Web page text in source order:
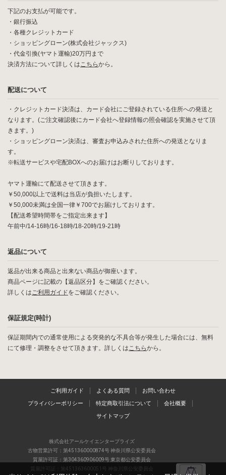
下記のお支払が可能です。
・銀行振込
・各種クレジットカード
・ショッピングローン(株式会社ジャックス)
・代金引換(ヤマト運輸)20万円まで
決済方法について詳しくはこちらから。
配送について
・クレジットカード決済は、カード会社にご登録されている住所への発送と
なります。(ご注文確認後にカード会社へ登録情報の照会確認を実施させて頂
きます。)
・ショッピングローン決済は、審査お申込みされた住所への発送となりま
す。
※転送サービスや宅配BOXへのお届けはお断りしております。
ヤマト運輸にて配送させて頂きます。
￥50,000以上で送料は当店が負担いたします。
￥50,000未満は全国一律￥700でお届けしております。
【配送希望時間帯をご指定出来ます】
午前中/14-16時/16-18時/18-20時/19-21時
返品について
返品が出来る商品と出来ない商品が御座います。
商品ページに記載の【返品区分】をご確認ください。
詳しくはご利用ガイドをご確認ください。
保証規定(時計)
保証期間内での通常使用による突発的な不具合等が発生した場合には、無料
にて修理・調整をさせて頂きます。詳しくはこちらから。
ご利用ガイド よくある質問 お問い合わせ
プライバシーポリシー 特定商取引法について 会社概要
サイトマップ
株式会社アールケイエンタープライズ
古物営業許可：第451360000874号 神奈川県公安委員会
質屋許可証：第304360906009号 東京都公安委員会
質屋許可証：第451363600051号 神奈川県公安委員会